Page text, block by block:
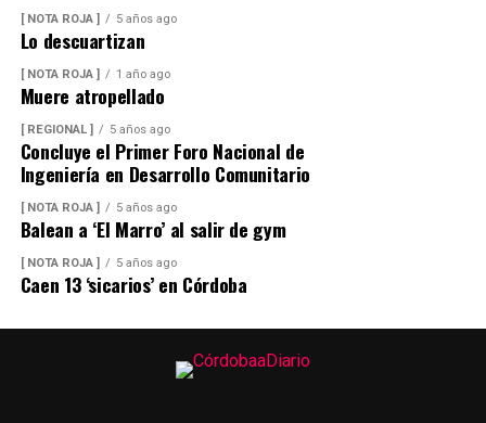
[ NOTA ROJA ] 5 años ago
Lo descuartizan
[ NOTA ROJA ] 1 año ago
Muere atropellado
[ REGIONAL ] 5 años ago
Concluye el Primer Foro Nacional de
Ingeniería en Desarrollo Comunitario
[ NOTA ROJA ] 5 años ago
Balean a ‘El Marro’ al salir de gym
[ NOTA ROJA ] 5 años ago
Caen 13 ‘sicarios’ en Córdoba